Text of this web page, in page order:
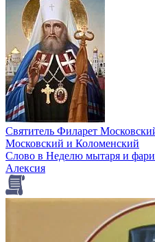
Святитель Филарет
Московский и Коломенский
Слово в Неделю мытаря и
Алексия